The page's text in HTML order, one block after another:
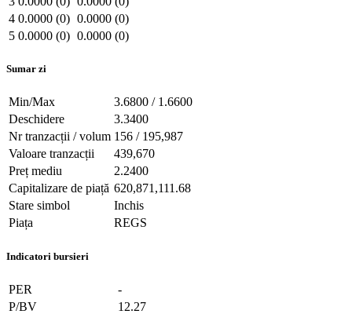
4 0.0000 (0) 0.0000 (0)
5 0.0000 (0) 0.0000 (0)
Sumar zi
Min/Max
3.6800 / 1.6600
Deschidere
3.3400
Nr tranzacții / volum 156 / 195,987
Valoare tranzacții
439,670
Preț mediu
2.2400
Capitalizare de piață 620,871,111.68
Stare simbol
Inchis
Piața
REGS
Indicatori bursieri
PER
-
P/BV
12.27